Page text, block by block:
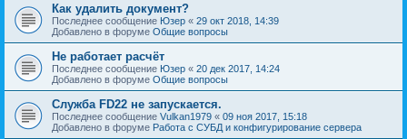
Как удалить документ?
Последнее сообщение Юзер « 29 окт 2018, 14:39
Добавлено в форуме Общие вопросы
Не работает расчёт
Последнее сообщение Юзер « 20 дек 2017, 14:24
Добавлено в форуме Общие вопросы
Служба FD22 не запускается.
Последнее сообщение Vulkan1979 « 09 ноя 2017, 15:18
Добавлено в форуме Работа с СУБД и конфигурирование сервера